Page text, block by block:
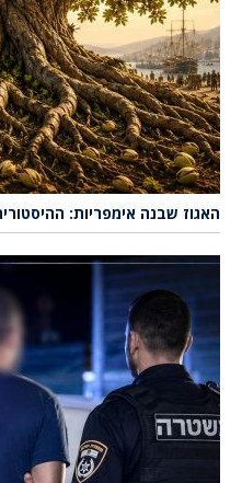
האגוז שבנה אימפריות: